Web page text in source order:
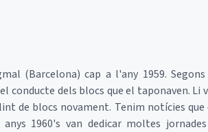
(Barcelona) cap a l'any 1959.
conducte dels blocs que el taponaven. Li
de blocs novament. Tenim notícies que
1960's van dedicar moltes